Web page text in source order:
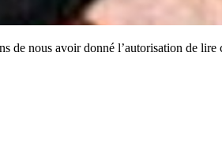
de nous avoir donné l’autorisation de lire